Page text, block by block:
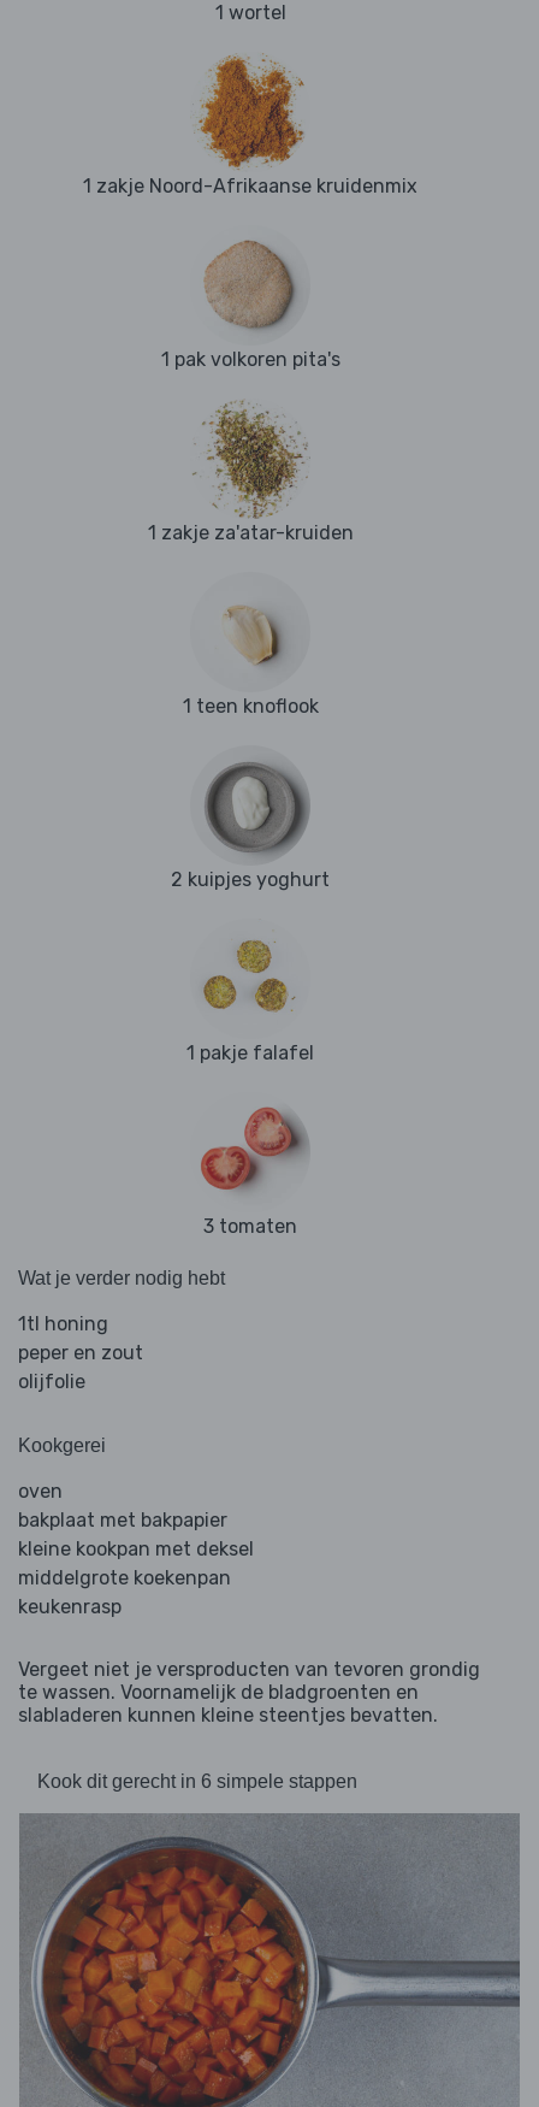
1 wortel
1 zakje Noord-Afrikaanse kruidenmix
1 pak volkoren pita's
1 zakje za'atar-kruiden
1 teen knoflook
2 kuipjes yoghurt
1 pakje falafel
3 tomaten
Wat je verder nodig hebt
1tl honing
peper en zout
olijfolie
Kookgerei
oven
bakplaat met bakpapier
kleine kookpan met deksel
middelgrote koekenpan
keukenrasp
Vergeet niet je versproducten van tevoren grondig
te wassen. Voornamelijk de bladgroenten en
slabladeren kunnen kleine steentjes bevatten.
Kook dit gerecht in 6 simpele stappen